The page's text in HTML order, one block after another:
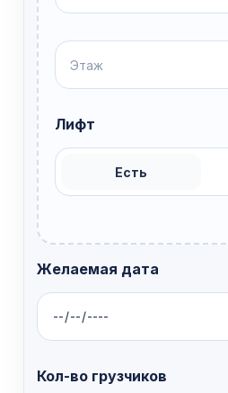
Лифт
Есть
Желаемая дата
Кол-во грузчиков